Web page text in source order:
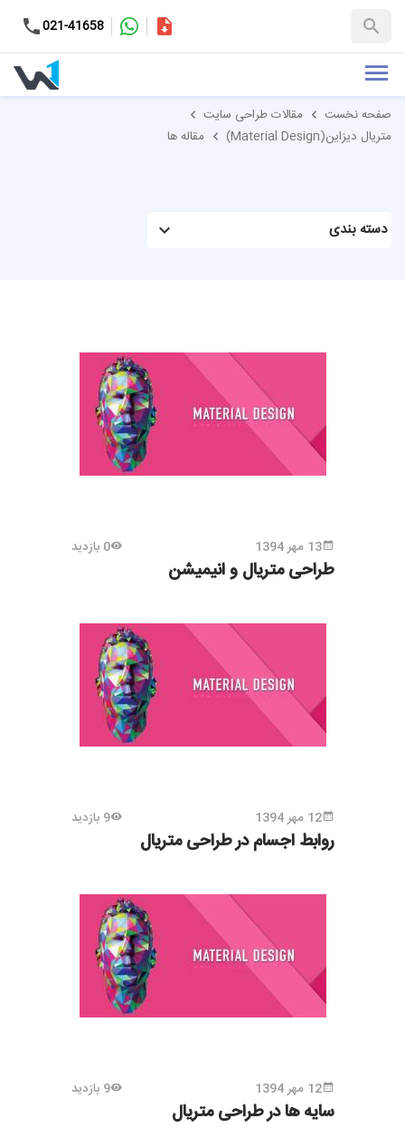
021-41658
+98-9937653151
کاتالوگ
صفحه نخست
مقالات طراحی سایت
متریال دیزاین(Material Design)
مقاله ها
دسته بندی
13 مهر 1394 0 بازدید
طراحی متریال و انیمیشن
12 مهر 1394 9 بازدید
روابط اجسام در طراحی متریال
12 مهر 1394 9 بازدید
سایه ها در طراحی متریال